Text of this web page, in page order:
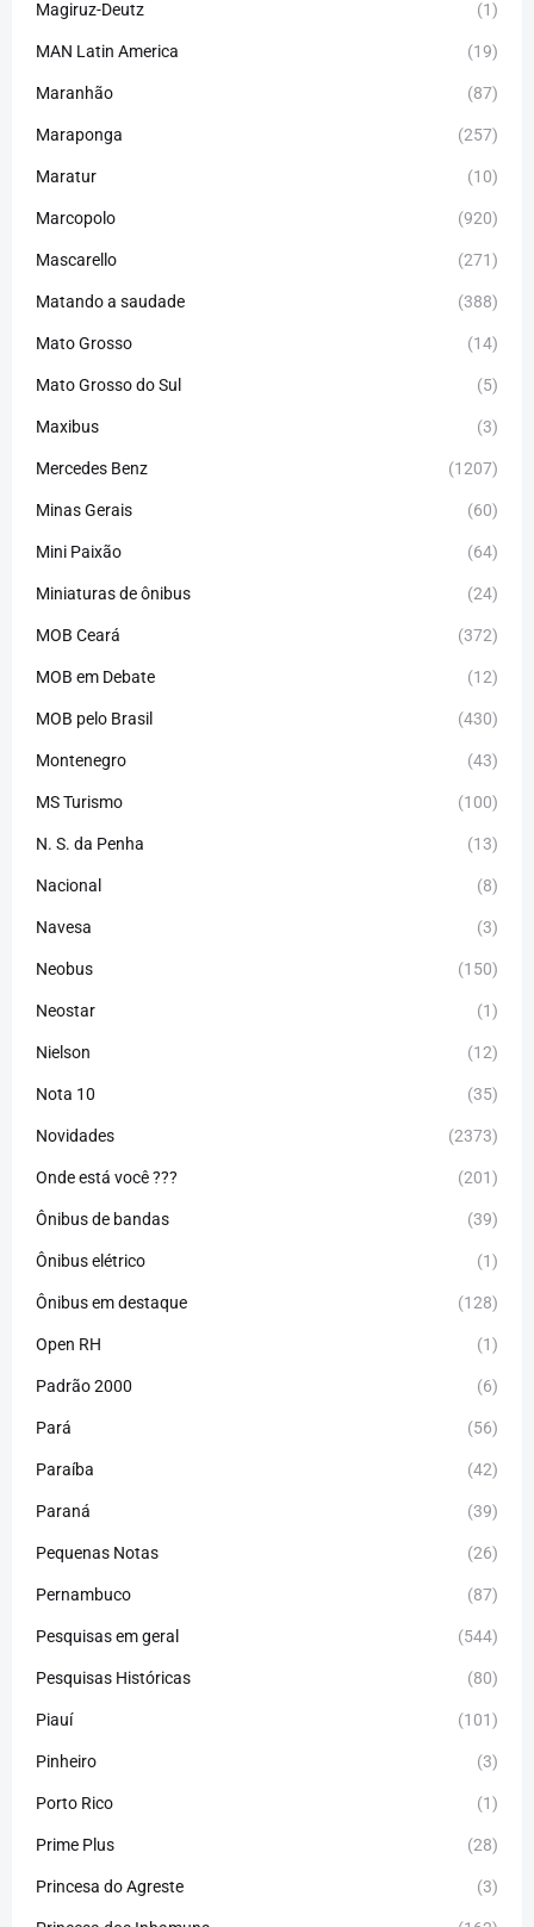
Magiruz-Deutz (1)
MAN Latin America (19)
Maranhão (87)
Maraponga (257)
Maratur (10)
Marcopolo (920)
Mascarello (271)
Matando a saudade (388)
Mato Grosso (14)
Mato Grosso do Sul (5)
Maxibus (3)
Mercedes Benz (1207)
Minas Gerais (60)
Mini Paixão (64)
Miniaturas de ônibus (24)
MOB Ceará (372)
MOB em Debate (12)
MOB pelo Brasil (430)
Montenegro (43)
MS Turismo (100)
N. S. da Penha (13)
Nacional (8)
Navesa (3)
Neobus (150)
Neostar (1)
Nielson (12)
Nota 10 (35)
Novidades (2373)
Onde está você ??? (201)
Ônibus de bandas (39)
Ônibus elétrico (1)
Ônibus em destaque (128)
Open RH (1)
Padrão 2000 (6)
Pará (56)
Paraíba (42)
Paraná (39)
Pequenas Notas (26)
Pernambuco (87)
Pesquisas em geral (544)
Pesquisas Históricas (80)
Piauí (101)
Pinheiro (3)
Porto Rico (1)
Prime Plus (28)
Princesa do Agreste (3)